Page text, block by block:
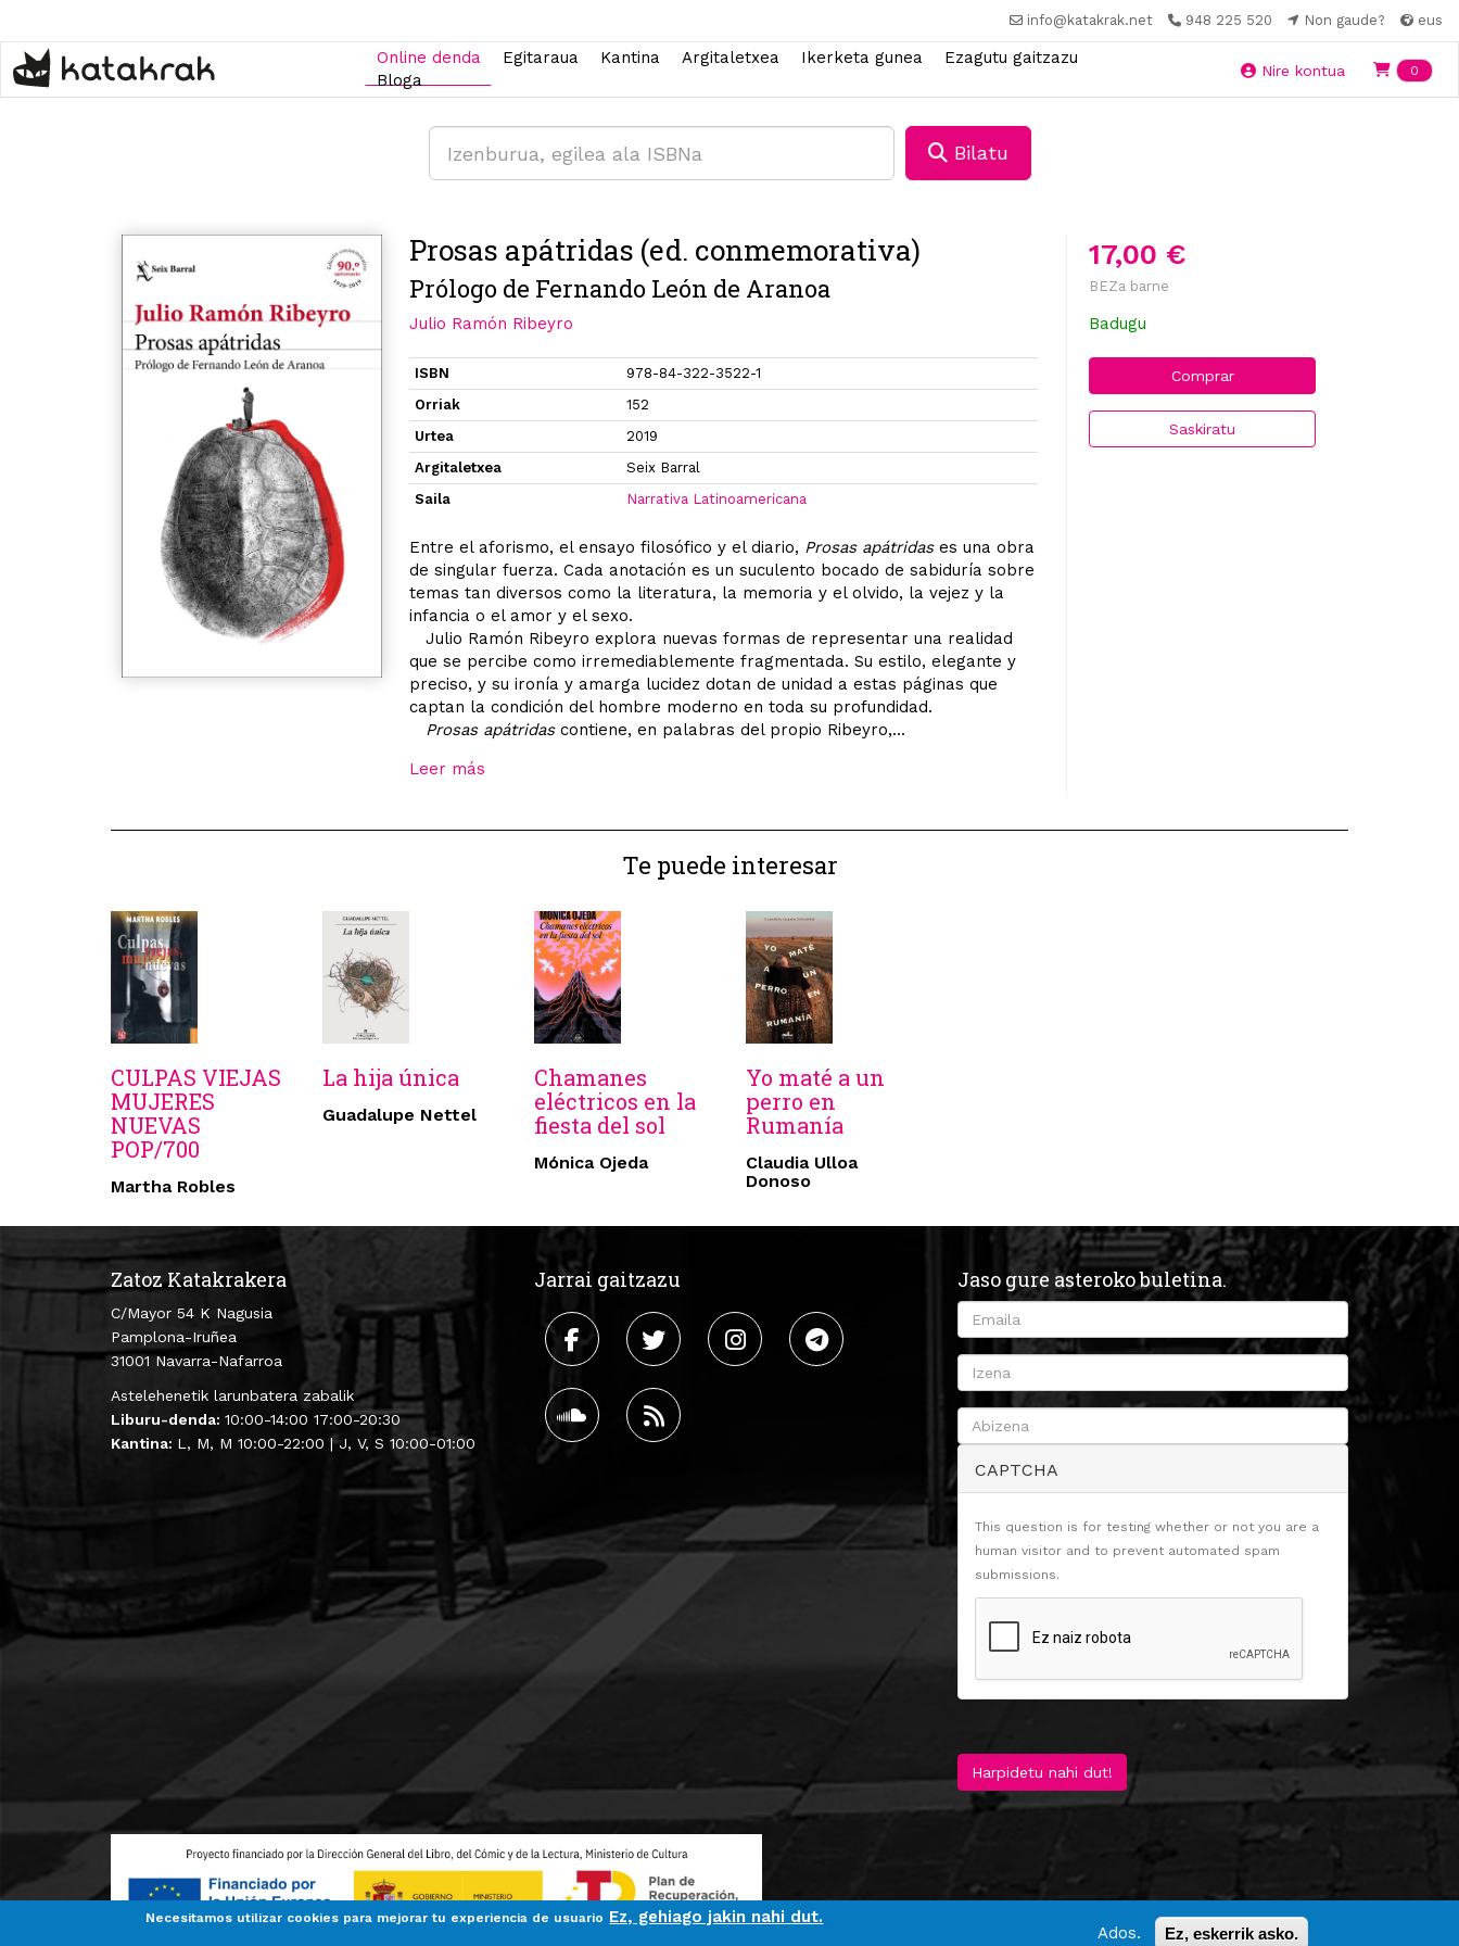
main
content
info@katakrak.net 948 225 520 Non gaude? eus
Online denda Egitaraua Kantina Argitaletxea Ikerketa gunea
Ezagutu gaitzazu
Bloga
Nire kontua 0
Bilatu
17,00 €
BEZa barne
Badugu
Comprar
Saskiratu
Prosas apátridas (ed. conmemorativa)
Prólogo de Fernando León de Aranoa
Julio Ramón Ribeyro
ISBN
978-84-322-3522-1
Orriak
152
Urtea
2019
Argitaletxea
Seix Barral
Saila
Narrativa Latinoamericana
Entre el aforismo, el ensayo filosófico y el diario, Prosas apátridases una obra
de singular fuerza. Cada anotación es un suculento bocado de sabiduría sobre
temas tan diversos como la literatura, la memoria y el olvido, la vejez y la
infancia o el amor y el sexo.
Julio Ramón Ribeyro explora nuevas formas de representar una realidad
que se percibe como irremediablemente fragmentada. Su estilo, elegante y
preciso, y su ironía y amarga lucidez dotan de unidad a estas páginas que
captan la condición del hombre moderno en toda su profundidad.
Prosas apátridascontiene, en palabras del propio Ribeyro,...
Leer más
Te puede interesar
CULPAS VIEJAS
MUJERES
NUEVAS
POP/700
Martha Robles
La hija única
Guadalupe Nettel
Chamanes
eléctricos en la
fiesta del sol
Mónica Ojeda
Yo maté a un
perro en
Rumanía
Claudia Ulloa
Donoso
Zatoz Katakrakera
C/Mayor 54 K Nagusia
Pamplona-Iruñea
31001 Navarra-Nafarroa
Astelehenetik larunbatera zabalik
Liburu-denda: 10:00-14:00 17:00-20:30
Kantina: L, M, M 10:00-22:00 | J, V, S 10:00-01:00
Jarrai gaitzazu Jaso gure asteroko buletina.
CAPTCHA
This question is for testing whether or not you are a
human visitor and to prevent automated spam
submissions.
Harpidetu nahi dut!
Necesitamos utilizar cookies para mejorar tu experiencia de usuario Ez, gehiago jakin nahi dut.
Ados.
Ez, eskerrik asko.